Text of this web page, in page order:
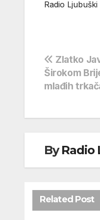
Radio Ljubuški
objava
Zlatko
Širokom
mlađih
ByRadio
Related Post